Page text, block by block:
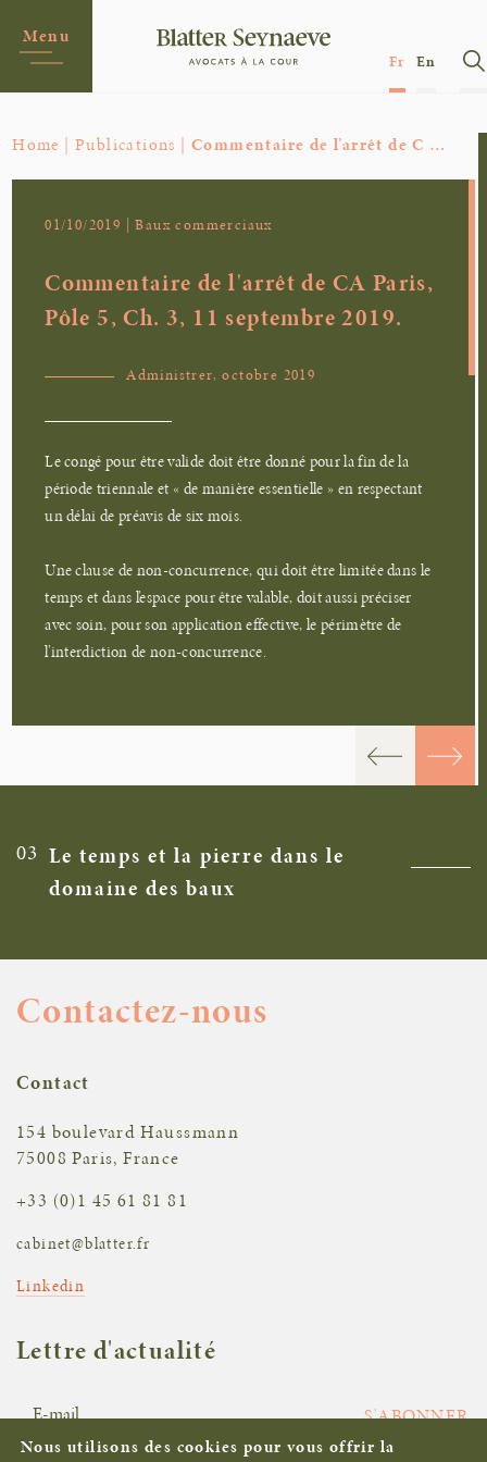
Menu
Fr En
Home | Publications | Commentaire de l’arrêt de C …
01/10/2019 | Baux commerciaux
Commentaire de l'arrêt de CA Paris,
Pôle 5, Ch. 3, 11 septembre 2019.
Administrer, octobre 2019
Le congé pour être valide doit être donné pour la fin de la
période triennale et « de manière essentielle » en respectant
un délai de préavis de six mois.
Une clause de non-concurrence, qui doit être limitée dans le
temps et dans l’espace pour être valable, doit aussi préciser
avec soin, pour son application effective, le périmètre de
l’interdiction de non-concurrence.
03 Le temps et la pierre dans le
domaine des baux
Contactez-nous
Contact
154 boulevard Haussmann
75008 Paris, France
+33 (0)1 45 61 81 81
cabinet@blatter.fr
Linkedin
Lettre d'actualité
S'ABONNER
Nous utilisons des cookies pour vous offrir la